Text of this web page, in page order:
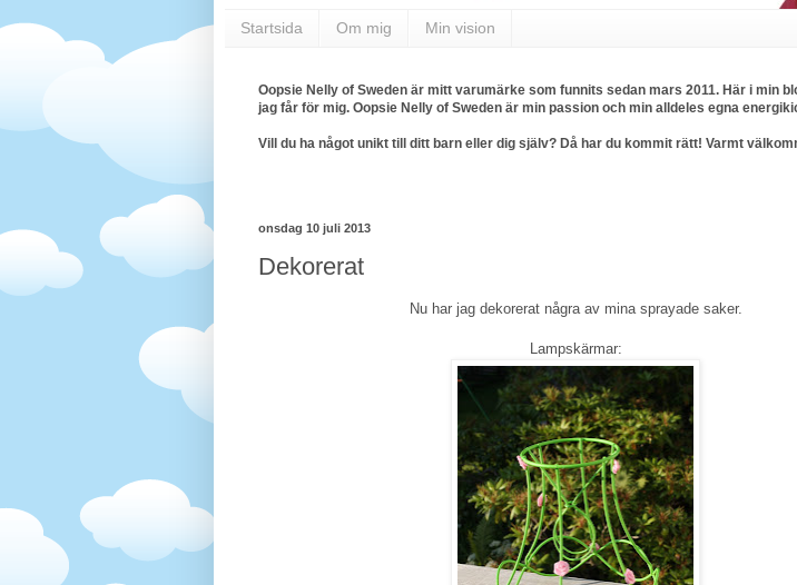
Startsida Om mig Min vision
Oopsie Nelly of Sweden är mitt varumärke som funnits sedan mars 2011. Här i min
jag får för mig. Oopsie Nelly of Sweden är min passion och min alldeles egna
Vill du ha något unikt till ditt barn eller dig själv? Då har du kommit rätt! Varmt
onsdag 10 juli 2013
Dekorerat
Nu har jag dekorerat några av mina sprayade saker.
Lampskärmar: